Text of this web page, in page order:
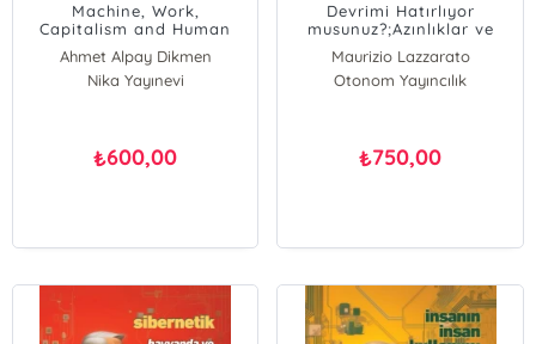
Machine, Work,
Capitalism and Human
Ahmet Alpay Dikmen
Nika Yayınevi
₺600,00
Devrimi Hatırlıyor
musunuz?;Azınlıklar ve
Maurizio Lazzarato
Otonom Yayıncılık
₺750,00